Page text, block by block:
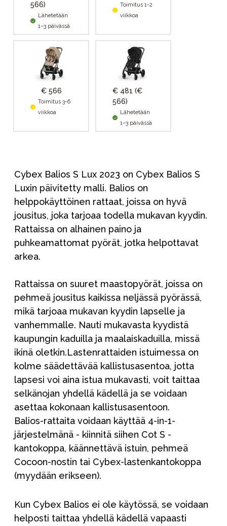
566)
Lähetetään
1–3 päivässä
Toimitus 1-2
viikkoa
€ 566
Toimitus 3-6
viikkoa
€ 481 (€
566)
Lähetetään
1–3 päivässä
Cybex Balios S Lux 2023 on Cybex Balios S
Luxin päivitetty malli. Balios on
helppokäyttöinen rattaat, joissa on hyvä
jousitus, joka tarjoaa todella mukavan kyydin.
Rattaissa on alhainen paino ja
puhkeamattomat pyörät, jotka helpottavat
arkea.
Rattaissa on suuret maastopyörät, joissa on
pehmeä jousitus kaikissa neljässä pyörässä,
mikä tarjoaa mukavan kyydin lapselle ja
vanhemmalle. Nauti mukavasta kyydistä
kaupungin kaduilla ja maalaiskaduilla, missä
ikinä oletkin.Lastenrattaiden istuimessa on
kolme säädettävää kallistusasentoa, jotta
lapsesi voi aina istua mukavasti, voit taittaa
selkänojan yhdellä kädellä ja se voidaan
asettaa kokonaan kallistusasentoon.
Balios-rattaita voidaan käyttää 4-in-1-
järjestelmänä - kiinnitä siihen Cot S -
kantokoppa, käännettävä istuin, pehmeä
Cocoon-nostin tai Cybex-lastenkantokoppa
(myydään erikseen).
Kun Cybex Balios ei ole käytössä, se voidaan
helposti taittaa yhdellä kädellä vapaasti